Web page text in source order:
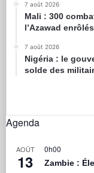
7 août 2026
Mali : 300
l’Azawad
7 août 2026
Nigéria : le
solde des
Agenda
AOÛT
13
0h00
Zambie :